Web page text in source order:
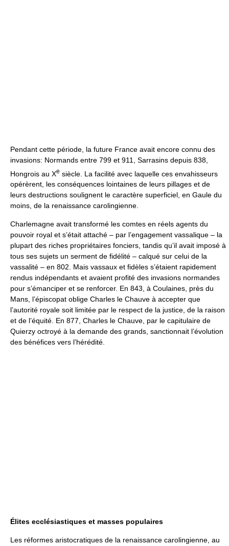
Pendant cette période, la future France avait encore connu des
invasions: Normands entre 799 et 911, Sarrasins depuis 838,
Hongrois au Xe siècle. La facilité avec laquelle ces envahisseurs
opérèrent, les conséquences lointaines de leurs pillages et de
leurs destructions soulignent le caractère superficiel, en Gaule du
moins, de la renaissance carolingienne.
Charlemagne avait transformé les comtes en réels agents du
pouvoir royal et s’était attaché – par l’engagement vassalique – la
plupart des riches propriétaires fonciers, tandis qu’il avait imposé à
tous ses sujets un serment de fidélité – calqué sur celui de la
vassalité – en 802. Mais vassaux et fidèles s’étaient rapidement
rendus indépendants et avaient profité des invasions normandes
pour s’émanciper et se renforcer. En 843, à Coulaines, près du
Mans, l’épiscopat oblige Charles le Chauve à accepter que
l’autorité royale soit limitée par le respect de la justice, de la raison
et de l’équité. En 877, Charles le Chauve, par le capitulaire de
Quierzy octroyé à la demande des grands, sanctionnait l’évolution
des bénéfices vers l’hérédité.
Élites ecclésiastiques et masses populaires
Les réformes aristocratiques de la renaissance carolingienne, au